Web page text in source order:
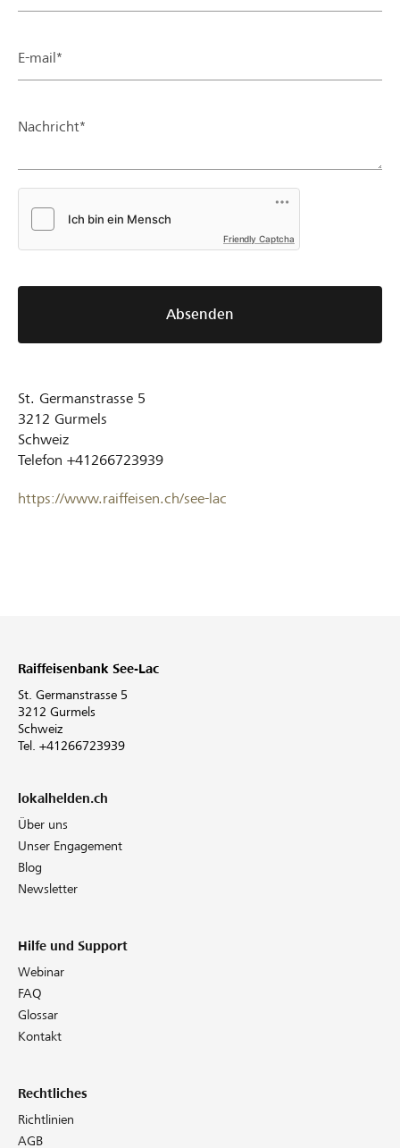
E-mail*
Nachricht*
Friendly Captcha
Absenden
St. Germanstrasse 5
3212 Gurmels
Schweiz
Telefon +41266723939
https://www.raiffeisen.ch/see-lac
Raiffeisenbank See-Lac
St. Germanstrasse 5
3212 Gurmels
Schweiz
Tel. +41266723939
lokalhelden.ch
Über uns
Unser Engagement
Blog
Newsletter
Hilfe und Support
Webinar
FAQ
Glossar
Kontakt
Rechtliches
Richtlinien
AGB